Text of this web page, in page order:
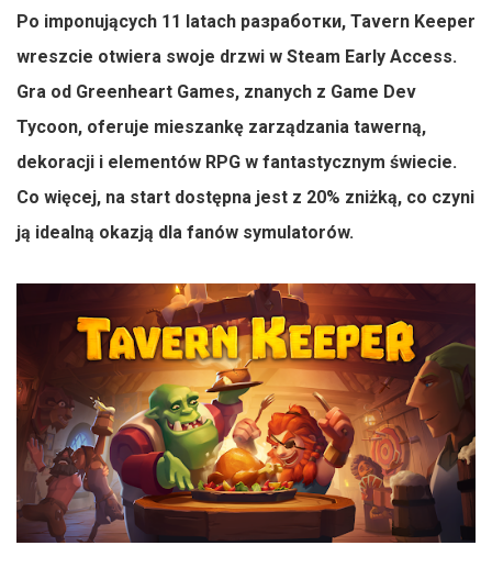
Po imponujących 11 latach разработки, Tavern Keeper
wreszcie otwiera swoje drzwi w Steam Early Access.
Gra od Greenheart Games, znanych z Game Dev
Tycoon, oferuje mieszankę zarządzania tawerną,
dekoracji i elementów RPG w fantastycznym świecie.
Co więcej, na start dostępna jest z 20% zniżką, co czyni
ją idealną okazją dla fanów symulatorów.